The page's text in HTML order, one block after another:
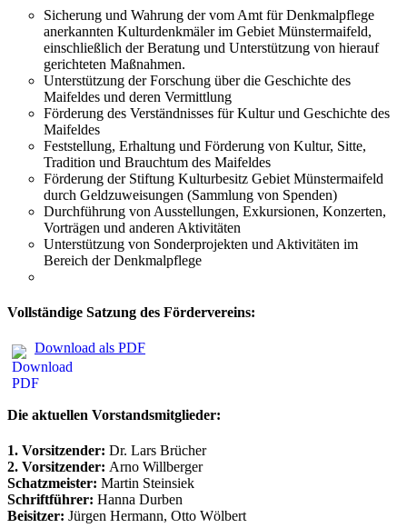
Sicherung und Wahrung der vom Amt für Denkmalpflege
anerkannten Kulturdenkmäler im Gebiet Münstermaifeld,
einschließlich der Beratung und Unterstützung von hierauf
gerichteten Maßnahmen.
Unterstützung der Forschung über die Geschichte des
Maifeldes und deren Vermittlung
Förderung des Verständnisses für Kultur und Geschichte des
Maifeldes
Feststellung, Erhaltung und Förderung von Kultur, Sitte,
Tradition und Brauchtum des Maifeldes
Förderung der Stiftung Kulturbesitz Gebiet Münstermaifeld
durch Geldzuweisungen (Sammlung von Spenden)
Durchführung von Ausstellungen, Exkursionen, Konzerten,
Vorträgen und anderen Aktivitäten
Unterstützung von Sonderprojekten und Aktivitäten im
Bereich der Denkmalpflege
Vollständige Satzung des Fördervereins:
Download als PDF
Die aktuellen Vorstandsmitglieder:
1. Vorsitzender: Dr. Lars Brücher
2. Vorsitzender: Arno Willberger
Schatzmeister: Martin Steinsiek
Schriftführer: Hanna Durben
Beisitzer: Jürgen Hermann, Otto Wölbert